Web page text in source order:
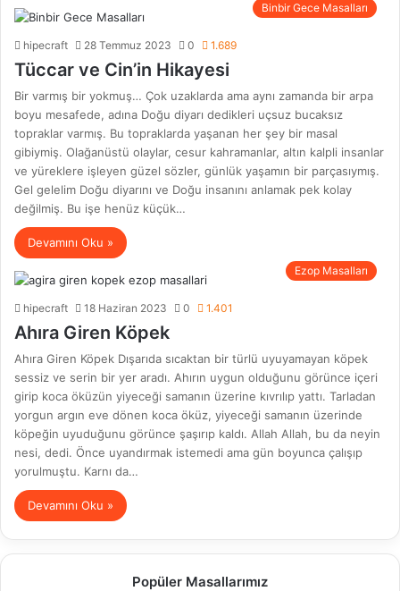
Binbir Gece Masalları
hipecraft 28 Temmuz 2023 0 1.689
Tüccar ve Cin’in Hikayesi
Bir varmış bir yokmuş… Çok uzaklarda ama aynı zamanda bir arpa
boyu mesafede, adına Doğu diyarı dedikleri uçsuz bucaksız
topraklar varmış. Bu topraklarda yaşanan her şey bir masal
gibiymiş. Olağanüstü olaylar, cesur kahramanlar, altın kalpli insanlar
ve yüreklere işleyen güzel sözler, günlük yaşamın bir parçasıymış.
Gel gelelim Doğu diyarını ve Doğu insanını anlamak pek kolay
değilmiş. Bu işe henüz küçük…
Devamını Oku »
Ezop Masalları
hipecraft 18 Haziran 2023 0 1.401
Ahıra Giren Köpek
Ahıra Giren Köpek Dışarıda sıcaktan bir türlü uyuyamayan köpek
sessiz ve serin bir yer aradı. Ahırın uygun olduğunu görünce içeri
girip koca öküzün yiyeceği samanın üzerine kıvrılıp yattı. Tarladan
yorgun argın eve dönen koca öküz, yiyeceği samanın üzerinde
köpeğin uyuduğunu görünce şaşırıp kaldı. Allah Allah, bu da neyin
nesi, dedi. Önce uyandırmak istemedi ama gün boyunca çalışıp
yorulmuştu. Karnı da…
Devamını Oku »
Popüler Masallarımız